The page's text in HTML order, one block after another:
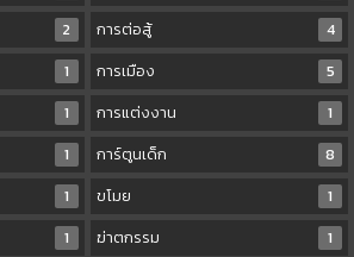
2 การต่อสู้
4
1 การเมือง
5
1 การแต่งงาน
1
1 การ์ตูนเด็ก
8
1 ขโมย
1
1 ฆ่าตกรรม
1